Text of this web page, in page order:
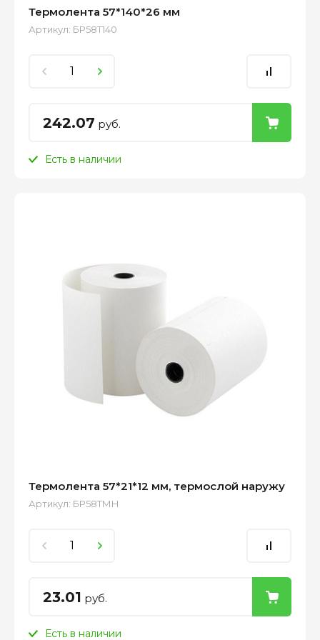
Термолента 57*140*26 мм
Артикул: БР58Т140
242.07 руб.
Есть в наличии
Термолента 57*21*12 мм, термослой наружу
Артикул: БР58ТМН
23.01 руб.
Есть в наличии